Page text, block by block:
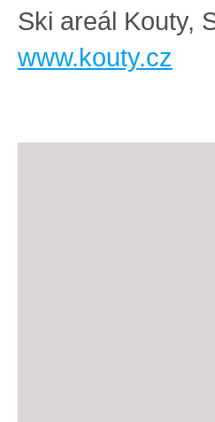
Ski areál Kouty,
www.kouty.cz